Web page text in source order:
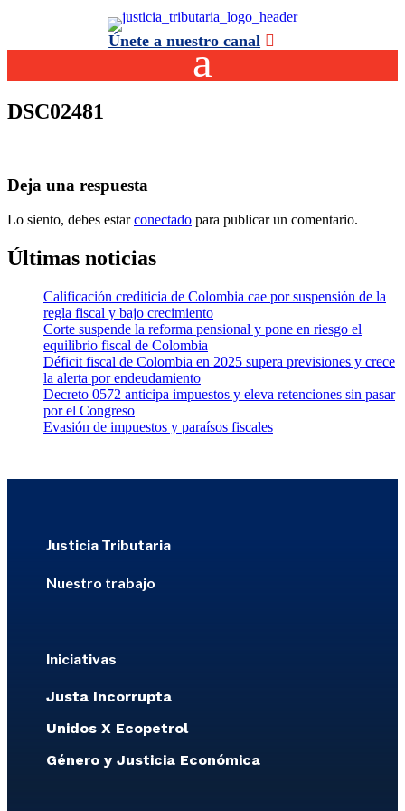
Únete a nuestro canal
DSC02481
Deja una respuesta
Lo siento, debes estarconectado para publicar un comentario.
Últimas noticias
Calificación crediticia de Colombia cae por suspensión de la
regla fiscal y bajo crecimiento
Corte suspende la reforma pensional y pone en riesgo el
equilibrio fiscal de Colombia
Déficit fiscal de Colombia en 2025 supera previsiones y crece
la alerta por endeudamiento
Decreto 0572 anticipa impuestos y eleva retenciones sin pasar
por el Congreso
Evasión de impuestos y paraísos fiscales
Justicia Tributaria
Nuestro trabajo
Iniciativas
Justa Incorrupta
Unidos X Ecopetrol
Género y Justicia Económica